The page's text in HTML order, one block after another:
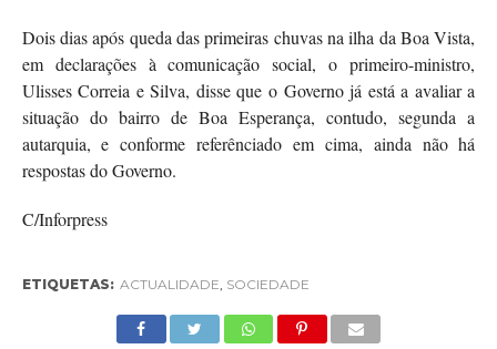
Dois dias após queda das primeiras chuvas na ilha da Boa Vista,
em declarações à comunicação social, o primeiro-ministro,
Ulisses Correia e Silva, disse que o Governo já está a avaliar a
situação do bairro de Boa Esperança, contudo, segunda a
autarquia, e conforme referênciado em cima, ainda não há
respostas do Governo.
C/Inforpress
ETIQUETAS: ACTUALIDADE, SOCIEDADE